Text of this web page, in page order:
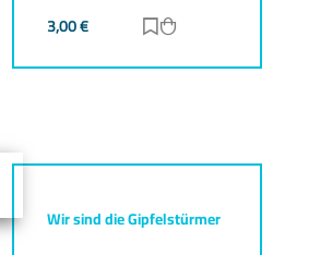
3,00€ Zur Merkliste
Wir sind die Gipfelstürmer